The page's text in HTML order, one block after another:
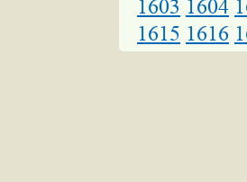
1603 1604
1615 1616